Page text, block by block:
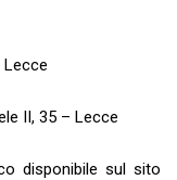
II, 35 – Lecce
disponibile sul sito